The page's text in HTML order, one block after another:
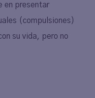
en presentar
(compulsiones)
su vida, pero no